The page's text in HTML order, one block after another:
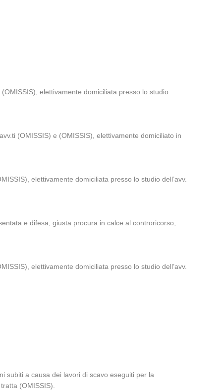
elettivamente domiciliata presso lo studio
(OMISSIS) e (OMISSIS), elettivamente domiciliato in
elettivamente domiciliata presso lo studio dell’avv.
e difesa, giusta procura in calce al controricorso,
elettivamente domiciliata presso lo studio dell’avv.
subiti a causa dei lavori di scavo eseguiti per la
(OMISSIS).